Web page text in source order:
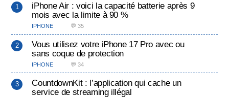
iPhone Air : voici la capacité batterie après 9
mois avec la limite à 90 %
IPHONE 💬 35
Vous utilisez votre iPhone 17 Pro avec ou
sans coque de protection
IPHONE 💬 34
CountdownKit : l’application qui cache un
service de streaming illégal